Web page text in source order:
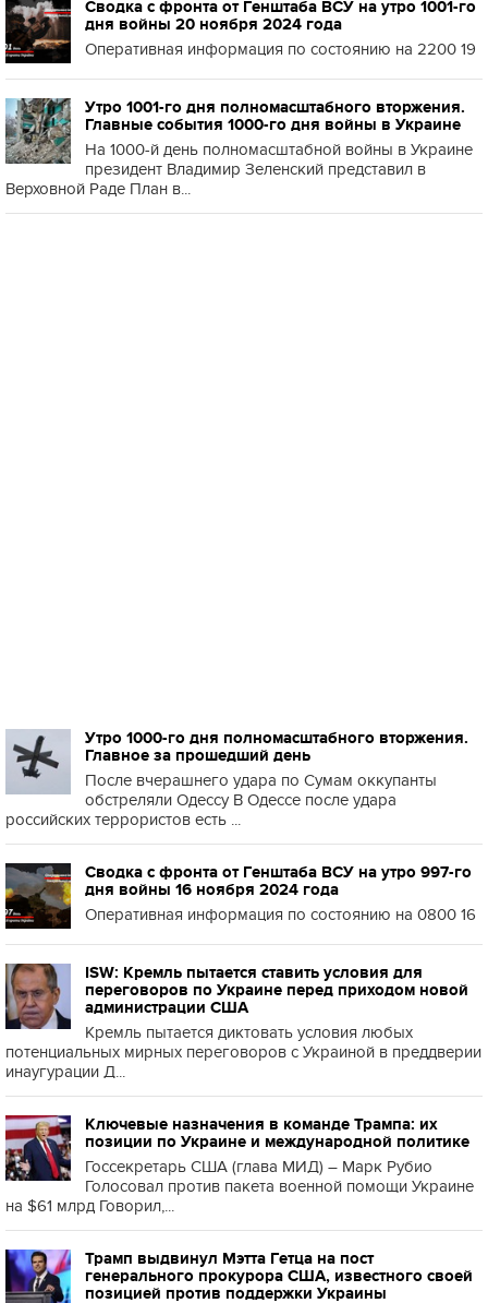
Сводка с фронта от Генштаба ВСУ на утро 1001-го
дня войны 20 ноября 2024 года
Оперативная информация по состоянию на 2200 19
Утро 1001-го дня полномасштабного вторжения.
Главные события 1000-го дня войны в Украине
На 1000-й день полномасштабной войны в Украине
президент Владимир Зеленский представил в
Верховной Раде План в...
Утро 1000-го дня полномасштабного вторжения.
Главное за прошедший день
После вчерашнего удара по Сумам оккупанты
обстреляли Одессу В Одессе после удара
российских террористов есть ...
Сводка с фронта от Генштаба ВСУ на утро 997-го
дня войны 16 ноября 2024 года
Оперативная информация по состоянию на 0800 16
ISW: Кремль пытается ставить условия для
переговоров по Украине перед приходом новой
администрации США
Кремль пытается диктовать условия любых
потенциальных мирных переговоров с Украиной в преддверии
инаугурации Д...
Ключевые назначения в команде Трампа: их
позиции по Украине и международной политике
Госсекретарь США (глава МИД) – Марк Рубио
Голосовал против пакета военной помощи Украине
на $61 млрд Говорил,...
Трамп выдвинул Мэтта Гетца на пост
генерального прокурора США, известного своей
позицией против поддержки Украины